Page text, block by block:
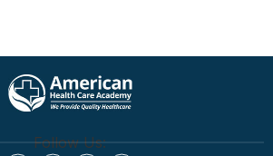
Follow Us: